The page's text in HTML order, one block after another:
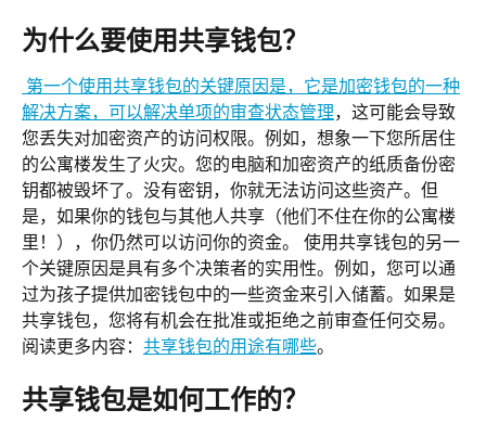
为什么要使用共享钱包？
解决方案，可以解决单项的审查状态管理，这可能会导致
您丢失对加密资产的访问权限。例如，想象一下您所居住
的公寓楼发生了火灾。您的电脑和加密资产的纸质备份密
钥都被毁坏了。没有密钥，你就无法访问这些资产。但
是，如果你的钱包与其他人共享（他们不住在你的公寓楼
里！），你仍然可以访问你的资金。 使用共享钱包的另一
个关键原因是具有多个决策者的实用性。例如，您可以通
过为孩子提供加密钱包中的一些资金来引入储蓄。如果是
共享钱包，您将有机会在批准或拒绝之前审查任何交易。
阅读更多内容： 共享钱包的用途有哪些。
共享钱包是如何工作的？